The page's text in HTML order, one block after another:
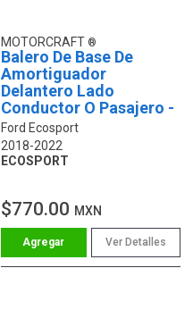
MOTORCRAFT
Balero De Base De
Amortiguador
Delantero Lado
Conductor O Pasajero -
OEM
Ford Ecosport
2018-2022
ECOSPORT
$770.00 MXN
Ver Detalles